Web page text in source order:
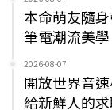
本命萌友隨
筆電潮流美學
2026-08-07
開放世界音
給新鮮人的